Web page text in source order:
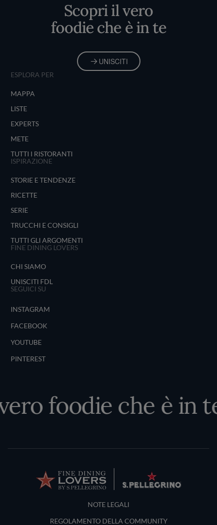
Scopri il vero
foodie che è in te
UNISCITI
ESPLORA PER
MAPPA
LISTE
EXPERTS
METE
TUTTI I RISTORANTI
ISPIRAZIONE
STORIE E TENDENZE
RICETTE
SERIE
TRUCCHI E CONSIGLI
TUTTI GLI ARGOMENTI
FINE DINING LOVERS
CHI SIAMO
UNISCITI FDL
SEGUICI SU
INSTAGRAM
FACEBOOK
YOUTUBE
PINTEREST
foodie che è in te
Terms and Conditions
NOTE LEGALI
REGOLAMENTO DELLA COMMUNITY